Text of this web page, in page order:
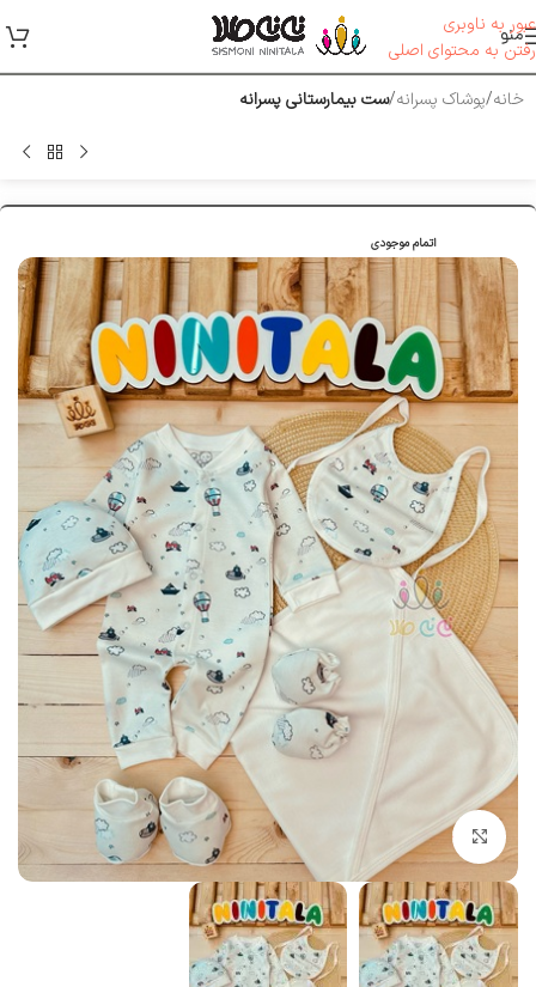
عبور به ناوبری
رفتن به محتوای اصلی
منو
خانه پوشاک پسرانه ست بیمارستانی پسرانه
اتمام موجودی
بزرگنمایی تصویر